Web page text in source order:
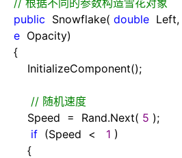
// 根据不同的参数构造雪花对象
public Snowflake( double Left,
e Opacity)
{
InitializeComponent();
// 随机速度
Speed = Rand.Next( 5 );
if (Speed < 1 )
{